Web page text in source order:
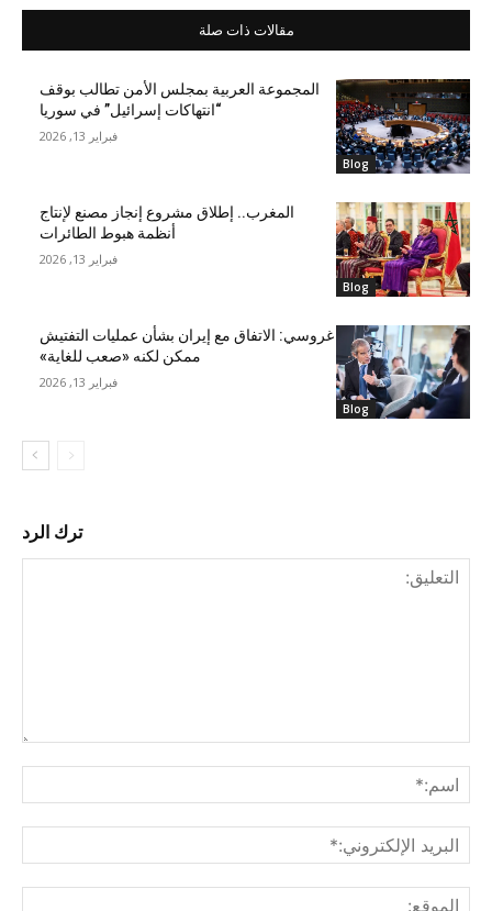
مقالات ذات صلة
Blog
المجموعة العربية بمجلس الأمن تطالب بوقف
“انتهاكات إسرائيل” في سوريا
فبراير 13, 2026
Blog
المغرب.. إطلاق مشروع إنجاز مصنع لإنتاج
أنظمة هبوط الطائرات
فبراير 13, 2026
Blog
غروسي: الاتفاق مع إيران بشأن عمليات التفتيش
ممكن لكنه «صعب للغاية»
فبراير 13, 2026
ترك الرد